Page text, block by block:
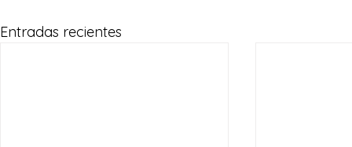
Entradas recientes